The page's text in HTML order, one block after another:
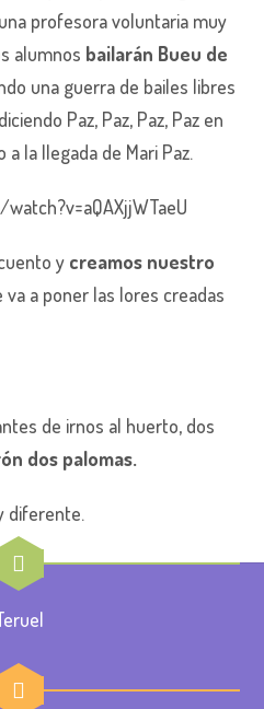
profesora voluntaria muy
alumnos bailarán Bueu de
una guerra de bailes libres
Paz, Paz, Paz, Paz en
la llegada de Mari Paz.
y creamos nuestro
va a poner las lores creadas
de irnos al huerto, dos
dos palomas.
diferente.